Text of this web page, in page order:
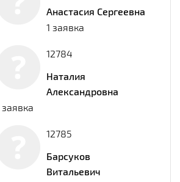
Анастасия Сергеевна
1 заявка
12784
Наталия
Александровна
заявка
12785
Барсуков
Витальевич